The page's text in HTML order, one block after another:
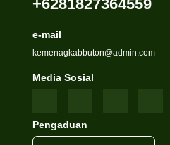
+6281827364559
e-mail
kemenagkabbuton@admin.com
Media Sosial
Pengaduan